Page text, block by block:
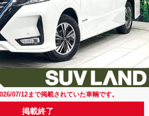
07/12まで掲載されていた車輛です。
掲載終了